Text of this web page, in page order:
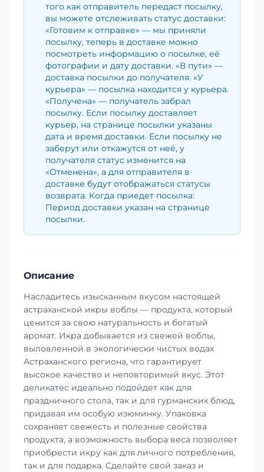
того как отправитель передаст посылку,
вы можете отслеживать статус доставки:
«Готовим к отправке» — мы приняли
посылку, теперь в доставке можно
посмотреть информацию о посылке, её
фотографии и дату доставки. «В пути» —
доставка посылки до получателя. «У
курьера» — посылка находится у курьера.
«Получена» — получатель забрал
посылку. Если посылку доставляет
курьер, на странице посылки указаны
дата и время доставки. Если посылку не
заберут или откажутся от неё, у
получателя статус изменится на
«Отменена», а для отправителя в
доставке будут отображаться статусы
возврата. Когда приедет посылка:
Период доставки указан на странице
посылки.
Описание
Насладитесь изысканным вкусом настоящей
астраханской икры воблы — продукта, который
ценится за свою натуральность и богатый
аромат. Икра добывается из свежей воблы,
выловленной в экологически чистых водах
Астраханского региона, что гарантирует
высокое качество и неповторимый вкус. Этот
деликатес идеально подойдет как для
праздничного стола, так и для гурманских блюд,
придавая им особую изюминку. Упаковка
сохраняет свежесть и полезные свойства
продукта, а возможность выбора веса позволяет
приобрести икру как для личного потребления,
так и для подарка. Сделайте свой заказ и